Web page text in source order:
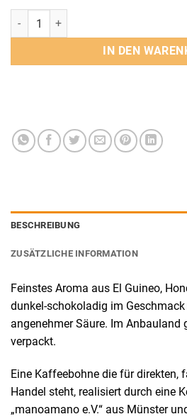
ManoaMano KaffeeGanze BohneIm
IN DEN
BESCHREIBUNG
ZUSÄTZLICHE INFORMATION
Feinstes Aroma aus El Guineo,
dunkel-schokoladig im
angenehmer Säure. Im Anbauland
verpackt.
Eine Kaffeebohne die für direkten,
Handel steht, realisiert durch eine
„manoamano e.V.“ aus Münster